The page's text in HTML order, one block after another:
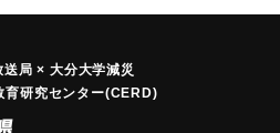
局 × 大分大学減災
育研究センター(CERD)